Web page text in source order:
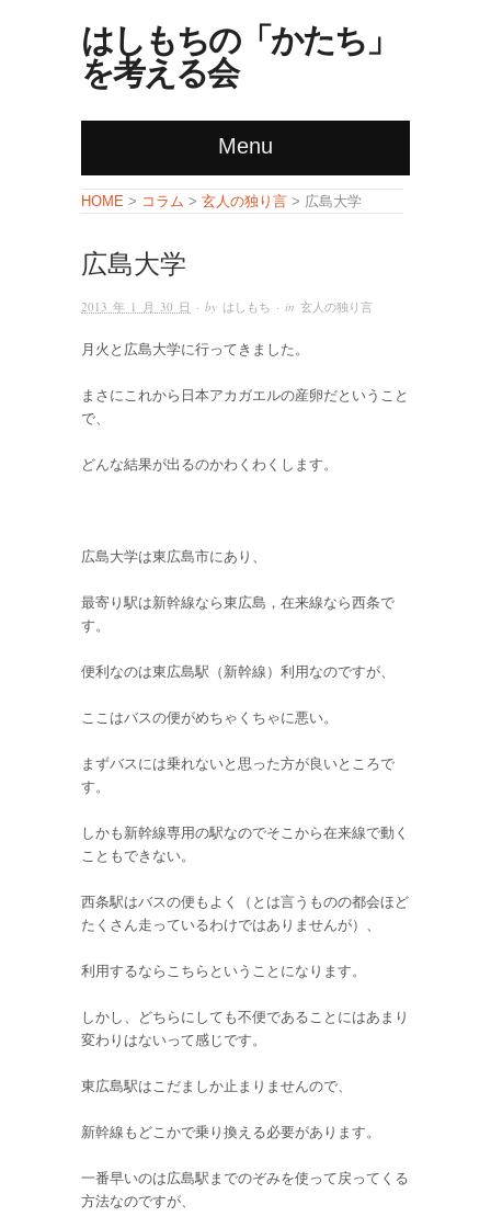
はしもちの「かたち」
を考える会
Menu
HOME > コラム > 玄人の独り言 > 広島大学
広島大学
2013 年 1 月 30 日 · by はしもち · in 玄人の独り言
月火と広島大学に行ってきました。
まさにこれから日本アカガエルの産卵だということ
で、
どんな結果が出るのかわくわくします。
広島大学は東広島市にあり、
最寄り駅は新幹線なら東広島，在来線なら西条で
す。
便利なのは東広島駅（新幹線）利用なのですが、
ここはバスの便がめちゃくちゃに悪い。
まずバスには乗れないと思った方が良いところで
す。
しかも新幹線専用の駅なのでそこから在来線で動く
こともできない。
西条駅はバスの便もよく（とは言うものの都会ほど
たくさん走っているわけではありませんが）、
利用するならこちらということになります。
しかし、どちらにしても不便であることにはあまり
変わりはないって感じです。
東広島駅はこだましか止まりませんので、
新幹線もどこかで乗り換える必要があります。
一番早いのは広島駅までのぞみを使って戻ってくる
方法なのですが、